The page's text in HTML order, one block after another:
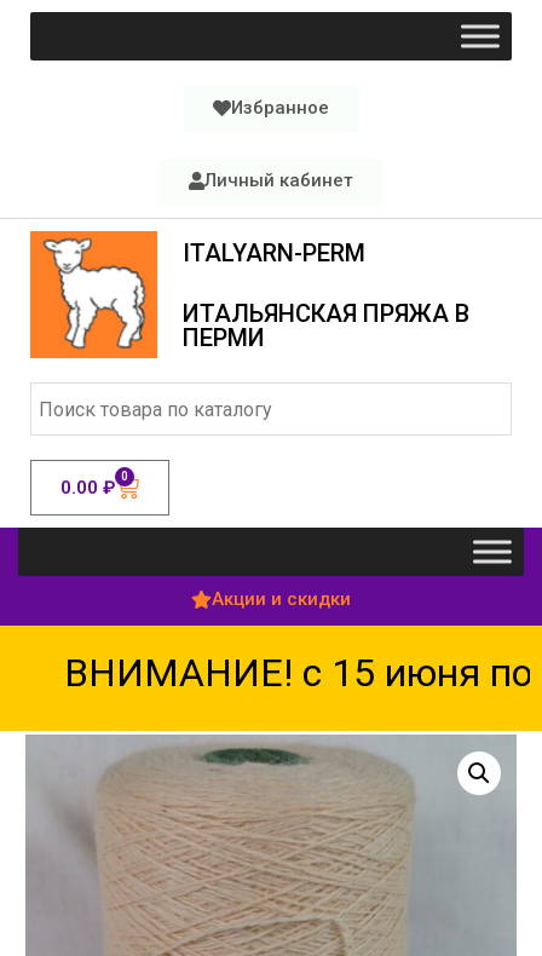
Избранное
Личный кабинет
ITALYARN-PERM
ИТАЛЬЯНСКАЯ ПРЯЖА В
ПЕРМИ
0.00 ₽ 0
Акции и скидки
ВНИМАНИЕ! с 15 июня по